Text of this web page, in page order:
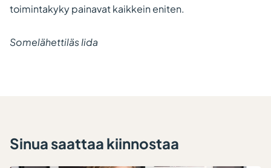
toimintakyky painavat kaikkein eniten.
Somelähettiläs Iida
Sinua saattaa kiinnostaa